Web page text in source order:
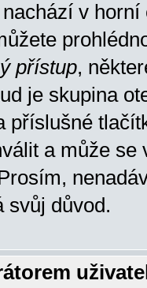
v horní
přístup,
je skupina
příslušné
a může se
svůj důvod.